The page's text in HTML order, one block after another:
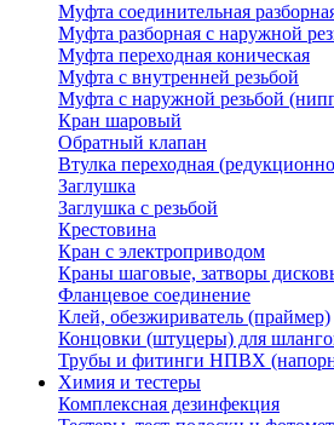
Муфта соединительная
Муфта разборная с наружной
Муфта переходная коническая
Муфта с внутренней резьбой
Муфта с наружной резьбой
Кран шаровый
Обратный клапан
Втулка переходная
Заглушка
Заглушка с резьбой
Крестовина
Кран с электроприводом
Краны шаговые, затворы
Фланцевое соединение
Клей, обезжириватель (праймер)
Концовки (штуцеры) для
Трубы и фитинги НПВХ
Химия и тестеры
Комплексная дезинфекция